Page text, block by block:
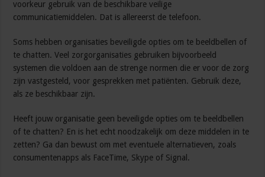
voorkeur gebruik van de beschikbare veilige
communicatiemiddelen. Dat is allereerst de telefoon.
Soms hebben organisaties beveiligde opties om te beeldbellen of
te chatten. Veel zorgorganisaties gebruiken bijvoorbeeld
systemen die voldoen aan de strenge normen die er voor de zorg
zijn vastgesteld, voor gesprekken met patiënten. Gebruik deze,
als ze beschikbaar zijn.
Heeft jouw organisatie geen beveiligde opties om te beeldbellen
of te chatten? En is het echt noodzakelijk om deze middelen in te
zetten? Ga dan bewust om met eventuele alternatieven, zoals
consumentenapps als FaceTime, Skype of Signal.